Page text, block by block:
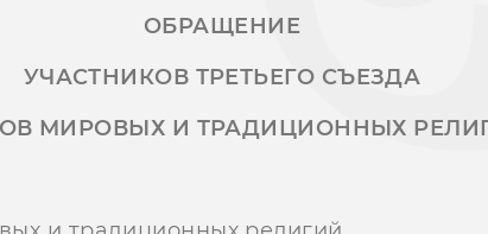
ОБРАЩЕНИЕ
УЧАСТНИКОВ ТРЕТЬЕГО СЪЕЗДА
МИРОВЫХ И ТРАДИЦИОННЫХ